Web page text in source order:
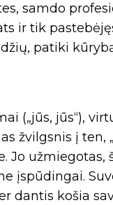
samdo
ir tik
patiki
(„jūs, jūs“),
žvilgsnis į ten,
Jo
įspūdingai.
dantis košia